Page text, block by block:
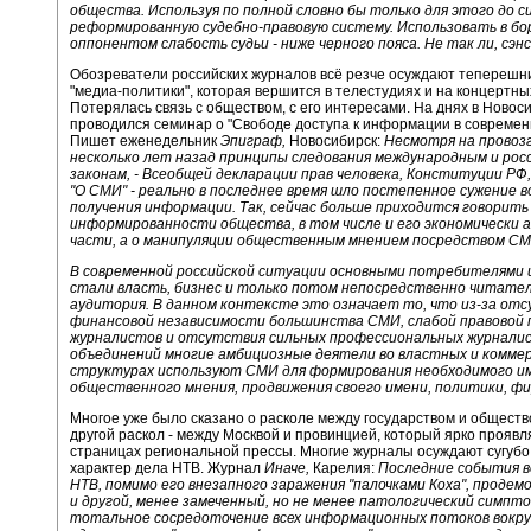
общества. Используя по полной словно бы только для этого до
реформированную судебно-правовую систему. Использовать в
оппонентом слабость судьи - ниже черного пояса. Не так ли,
Обозреватели российских журналов всё резче осуждают
"медиа-политики", которая вершится в телестудиях и на
Потерялась связь с обществом, с его интересами. На днях в
проводился семинар о "Свободе доступа к информации в
Пишет еженедельник Эпиграф, Новосибирск: Несмотря на
несколько лет назад принципы следования международным и
законам, - Всеобщей декларации прав человека, Конституции
"О СМИ" - реально в последнее время шло постепенное сужение
получения информации. Так, сейчас больше приходится
информированности общества, в том числе и его экономически
части, а о манипуляции общественным мнением посредством
В современной российской ситуации основными
стали власть, бизнес и только потом непосредственно
аудитория. В данном контексте это означает то, что из-за
финансовой независимости большинства СМИ, слабой правовой
журналистов и отсутствия сильных профессиональных
объединений многие амбициозные деятели во властных и
структурах используют СМИ для формирования необходимого
общественного мнения, продвижения своего имени, политики,
Многое уже было сказано о расколе между государством и
другой раскол - между Москвой и провинцией, который ярко
страницах региональной прессы. Многие журналы осуждают сугубо
характер дела НТВ. Журнал Иначе, Карелия: Последние события
НТВ, помимо его внезапного заражения "палочками Коха",
и другой, менее замеченный, но не менее патологический
тотальное сосредоточение всех информационных потоков